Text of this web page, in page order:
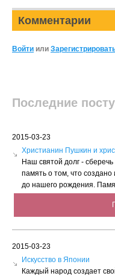
Комментарии
Войти или
Последние
2015-03-23
Христианин Пушкин и
Наш святой долг -
память о том, что создано
до нашего рождения.
2015-03-23
Искусство в Японии
Каждый народ создает